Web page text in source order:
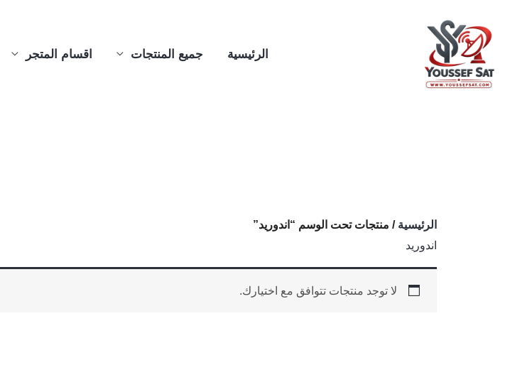
الرئيسية جميع المنتجات اقسام المتجر
الرئيسية / منتجات تحت الوسم “اندوريد”
اندوريد
لا توجد منتجات تتوافق مع اختيارك.